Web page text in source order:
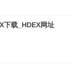
下载_HDEX网址